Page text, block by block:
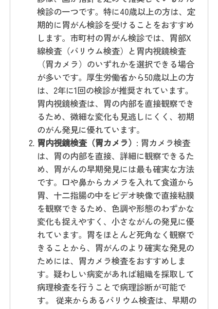
検診の一つです。特に40歳以上の方は、定
期的に胃がん検診を受けることをおすすめ
します。市町村の胃がん検診では、胃部X
線検査（バリウム検査）と胃内視鏡検査
（胃カメラ）のいずれかを選択できる場合
が多いです。厚生労働省から50歳以上の方
は、2年に1回の検診が推奨されています。
胃内視鏡検査は、胃の内部を直接観察でき
るため、微細な変化も見逃しにくく、初期
のがん発見に優れています。
胃内視鏡検査（胃カメラ） : 胃カメラ検査
は、胃の内部を直接、詳細に観察できるた
め、胃がんの早期発見には最も確実な方法
です。口や鼻からカメラを入れて食道から
胃、十二指腸の中をビデオ映像で直接粘膜
を観察できるため、色調や形態のわずかな
変化も捉えやすく、小さながんの発見に優
れています。胃をほとんど死角なく観察で
きることから、胃がんのより確実な発見の
ためには、胃カメラ検査をおすすめしま
す。疑わしい病変があれば組織を採取して
病理検査を行うことで病理診断が可能で
す。 従来からあるバリウム検査は、早期の